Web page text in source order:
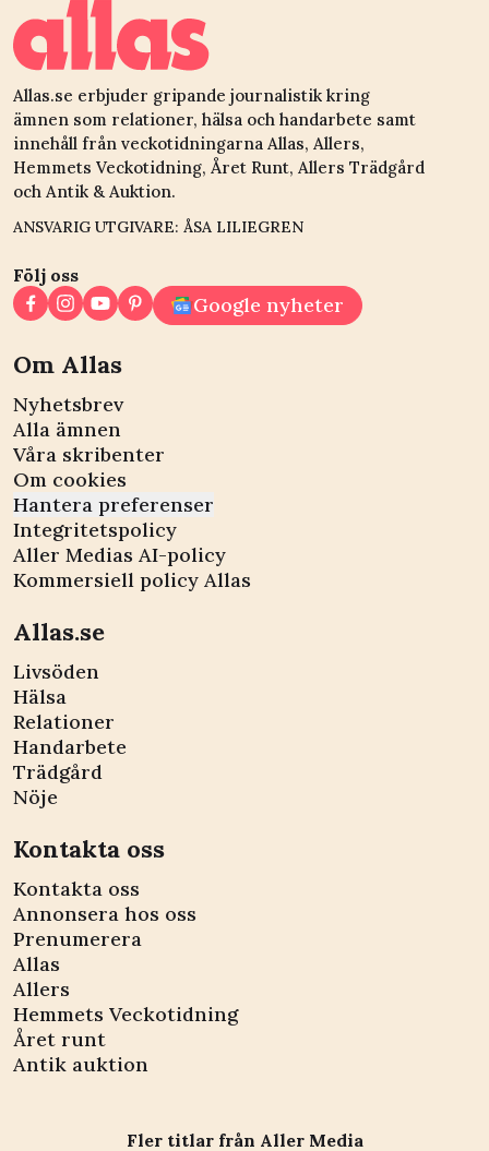
Allas.se erbjuder gripande journalistik kring
ämnen som relationer, hälsa och handarbete samt
innehåll från veckotidningarna Allas, Allers,
Hemmets Veckotidning, Året Runt, Allers Trädgård
och Antik & Auktion.
ANSVARIG UTGIVARE: ÅSA LILIEGREN
Följ oss
Google nyheter
Om Allas
Nyhetsbrev
Alla ämnen
Våra skribenter
Om cookies
Hantera preferenser
Integritetspolicy
Aller Medias AI-policy
Kommersiell policy Allas
Allas.se
Livsöden
Hälsa
Relationer
Handarbete
Trädgård
Nöje
Kontakta oss
Kontakta oss
Annonsera hos oss
Prenumerera
Allas
Allers
Hemmets Veckotidning
Året runt
Antik auktion
Fler titlar från Aller Media